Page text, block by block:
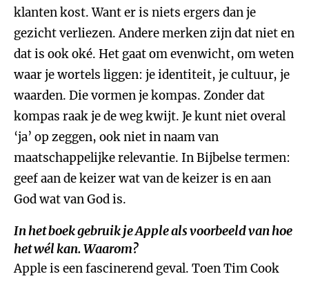
klanten kost. Want er is niets ergers dan je
gezicht verliezen. Andere merken zijn dat niet en
dat is ook oké. Het gaat om evenwicht, om weten
waar je wortels liggen: je identiteit, je cultuur, je
waarden. Die vormen je kompas. Zonder dat
kompas raak je de weg kwijt. Je kunt niet overal
‘ja’ op zeggen, ook niet in naam van
maatschappelijke relevantie. In Bijbelse termen:
geef aan de keizer wat van de keizer is en aan
God wat van God is.
In het boek gebruik je Apple als voorbeeld van hoe
het wél kan. Waarom?
Apple is een fascinerend geval. Toen Tim Cook